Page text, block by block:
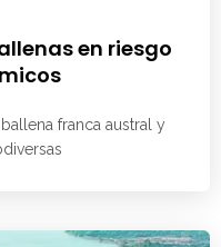
en riesgo
franca austral y